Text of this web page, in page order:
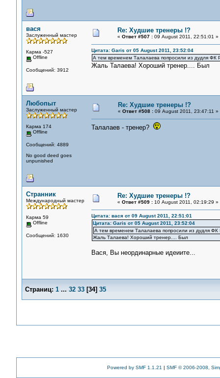
вася
Заслуженный мастер
Карма -527
Offline
Сообщений: 3912
Re: Худшие тренеры !?
« Ответ #507 :09 August 2011, 22:51:01 »
Цитата: Garis от 05 August 2011, 23:52:04
А тем временем Талалаева попросили из дудля ФК
Жаль Талаева! Хороший тренер.... Был
Любопыт
Заслуженный мастер
Карма 174
Offline
Сообщений: 4889
No good deed goes
unpunished
Re: Худшие тренеры !?
« Ответ #508 :09 August 2011, 23:47:11 »
Талалаев - тренер?
Странник
Международный мастер
Карма 59
Offline
Сообщений: 1630
Re: Худшие тренеры !?
« Ответ #509 :10 August 2011, 02:19:29 »
Цитата: вася от 09 August 2011, 22:51:01
Цитата: Garis от 05 August 2011, 23:52:04
А тем временем Талалаева попросили из дудля ФК
Жаль Талаева! Хороший тренер.... Был
Вася, Вы неординарные идеиите...
Страниц: 1 ... 32 33[34] 35
Powered by SMF 1.1.21 | SMF © 2006-2008,